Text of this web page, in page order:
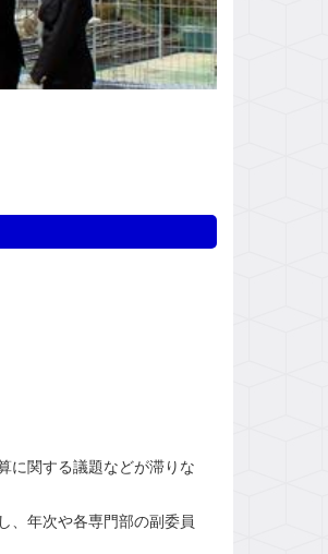
に関する議題などが滞りな
、年次や各専門部の副委員